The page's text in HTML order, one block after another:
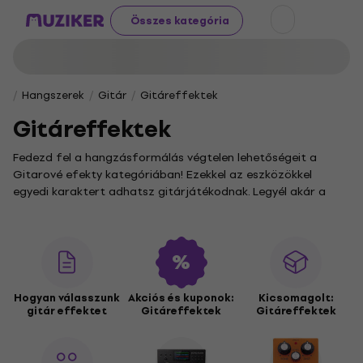
Összes kategória
Hangszerek Gitár Gitáreffektek
Gitáreffektek
Fedezd fel a hangzásformálás végtelen lehetőségeit a
Gitarové efekty kategóriában! Ezekkel az eszközökkel
egyedi karaktert adhatsz gitárjátékodnak. Legyél akár a
amellyel tökéletesen kifejezheted zenei elképzeléseidet.
Bizonytalan vagy a választásban? Az
Ako vybrať gitarový
útmutatónk segít eligazodni. Ha egyetlen eszközzel
szeretnél komplex hangzásvilágot teremteni, böngéssz a
Gitarové multiefekty a procesoryközött. A kőkemény rock
Overdrive / Distortion /
Fuzz / Boost
pedálok nyújtanak tökéletes alapot. Teremts
Hogyan válasszunk
gitár effektet
Akciós és kuponok:
Gitáreffektek
Kicsomagolt:
Gitáreffektek